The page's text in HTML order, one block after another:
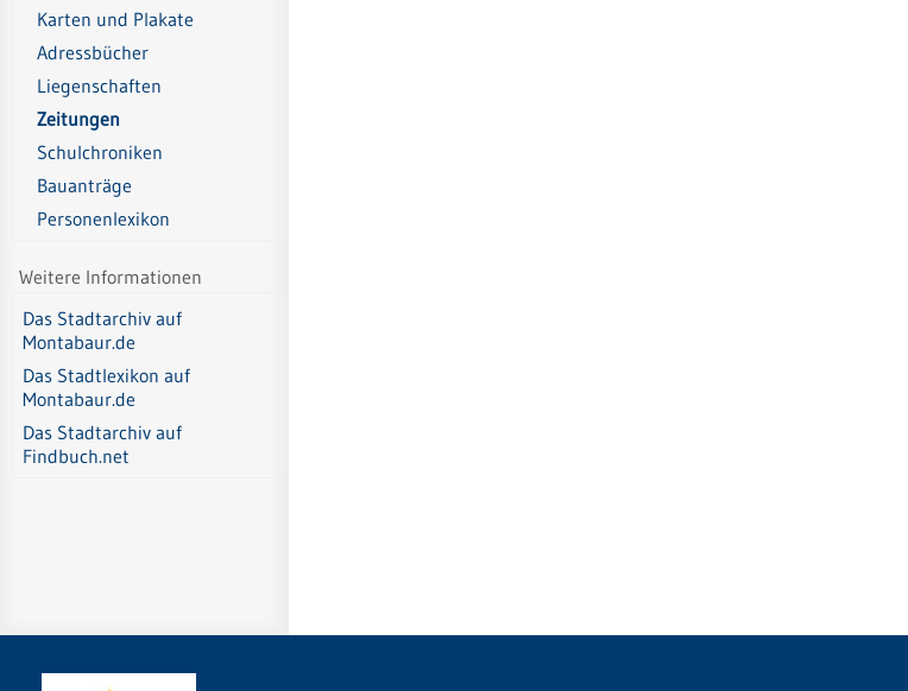
Karten und Plakate
Adressbücher
Liegenschaften
Zeitungen
Schulchroniken
Bauanträge
Personenlexikon
Weitere Informationen
Das Stadtarchiv auf
Montabaur.de
Das Stadtlexikon auf
Montabaur.de
Das Stadtarchiv auf
Findbuch.net